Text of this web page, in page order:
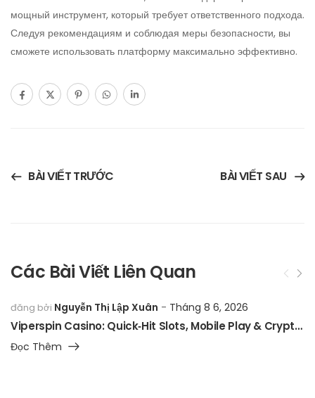
мощный инструмент, который требует ответственного подхода.
Следуя рекомендациям и соблюдая меры безопасности, вы
сможете использовать платформу максимально эффективно.
BÀI VIẾT TRƯỚC BÀI VIẾT SAU
Các Bài Viết Liên Quan
đăng bởi Nguyễn Thị Lập Xuân Tháng 8 6, 2026
Viperspin Casino: Quick‑Hit Slots, Mobile Play & Crypto Flexibility for Rapid‑Fire Gamblers
Đọc Thêm